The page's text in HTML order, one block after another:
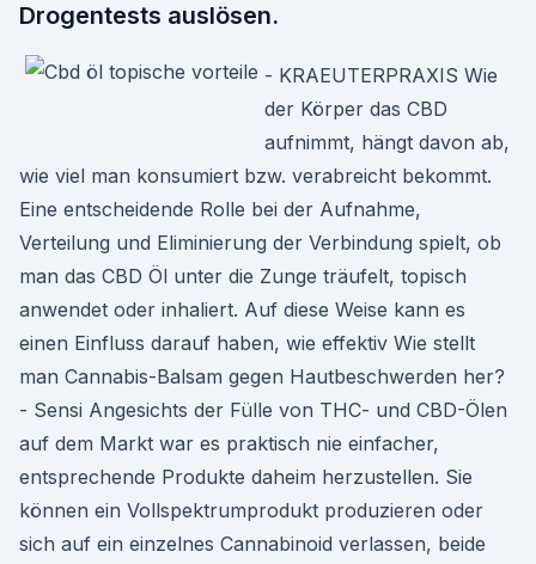
Drogentests auslösen.
- KRAEUTERPRAXIS Wie
der Körper das CBD
aufnimmt, hängt davon ab,
wie viel man konsumiert bzw. verabreicht bekommt.
Eine entscheidende Rolle bei der Aufnahme,
Verteilung und Eliminierung der Verbindung spielt, ob
man das CBD Öl unter die Zunge träufelt, topisch
anwendet oder inhaliert. Auf diese Weise kann es
einen Einfluss darauf haben, wie effektiv Wie stellt
man Cannabis-Balsam gegen Hautbeschwerden her?
- Sensi Angesichts der Fülle von THC- und CBD-Ölen
auf dem Markt war es praktisch nie einfacher,
entsprechende Produkte daheim herzustellen. Sie
können ein Vollspektrumprodukt produzieren oder
sich auf ein einzelnes Cannabinoid verlassen, beide